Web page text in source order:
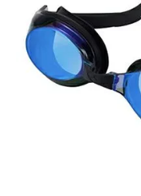
SALE品はこちら
INFORMATIOM
ご利用ガイド